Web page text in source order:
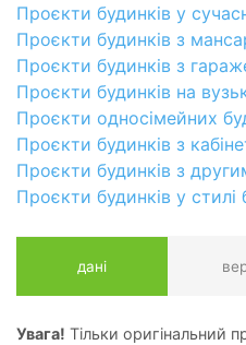
Проєкти будинків у
Проєкти будинків з
Проєкти будинків з
Проєкти будинків на
Проєкти односімейних
Проєкти будинків з
Проєкти будинків з
Проєкти будинків у стилі
дані
Увага! Тільки оригінальний